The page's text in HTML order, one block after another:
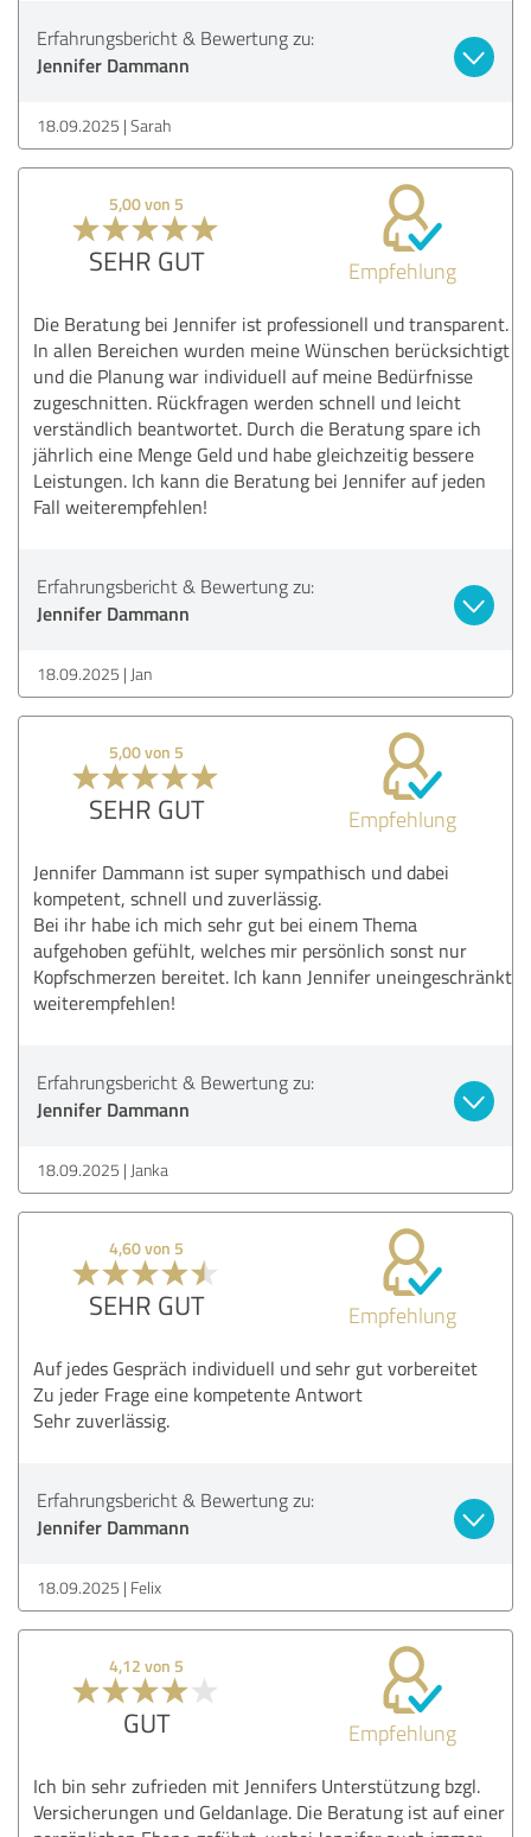
Erfahrungsbericht & Bewertung zu:
Jennifer Dammann
18.09.2025 Sarah
5,00 von 5
SEHR GUT Empfehlung
Die Beratung bei Jennifer ist professionell und transparent.
In allen Bereichen wurden meine Wünschen berücksichtigt
und die Planung war individuell auf meine Bedürfnisse
zugeschnitten. Rückfragen werden schnell und leicht
verständlich beantwortet. Durch die Beratung spare ich
jährlich eine Menge Geld und habe gleichzeitig bessere
Leistungen. Ich kann die Beratung bei Jennifer auf jeden
Fall weiterempfehlen!
Erfahrungsbericht & Bewertung zu:
Jennifer Dammann
18.09.2025 Jan
5,00 von 5
SEHR GUT Empfehlung
Jennifer Dammann ist super sympathisch und dabei
kompetent, schnell und zuverlässig.
Bei ihr habe ich mich sehr gut bei einem Thema
aufgehoben gefühlt, welches mir persönlich sonst nur
Kopfschmerzen bereitet. Ich kann Jennifer uneingeschränkt
weiterempfehlen!
Erfahrungsbericht & Bewertung zu:
Jennifer Dammann
18.09.2025 Janka
4,60 von 5
SEHR GUT Empfehlung
Auf jedes Gespräch individuell und sehr gut vorbereitet
Zu jeder Frage eine kompetente Antwort
Sehr zuverlässig.
Erfahrungsbericht & Bewertung zu:
Jennifer Dammann
18.09.2025 Felix
4,12 von 5
GUT Empfehlung
Ich bin sehr zufrieden mit Jennifers Unterstützung bzgl.
Versicherungen und Geldanlage. Die Beratung ist auf einer